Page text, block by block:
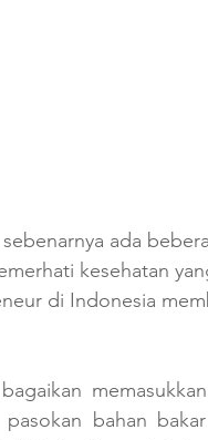
ada
kesehatan
di Indonesia
bahan